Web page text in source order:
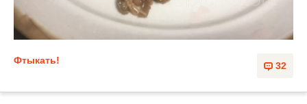
32
Фтыкать!